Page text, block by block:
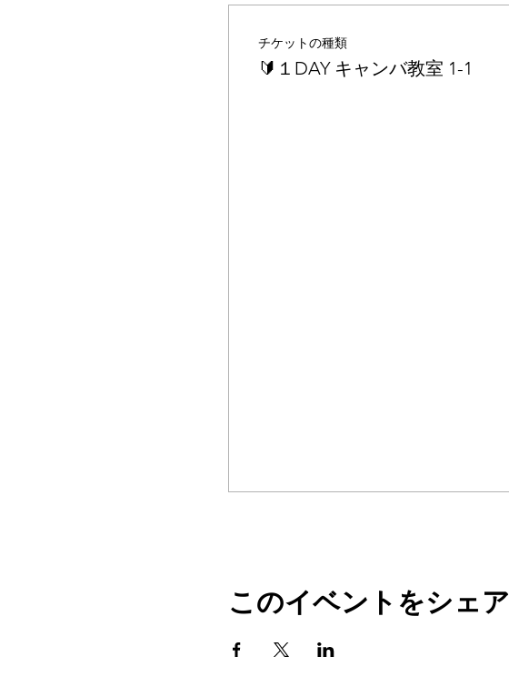
チケットの種類
🔰１DAY キャンバ教室 1-1
このイベントをシェア